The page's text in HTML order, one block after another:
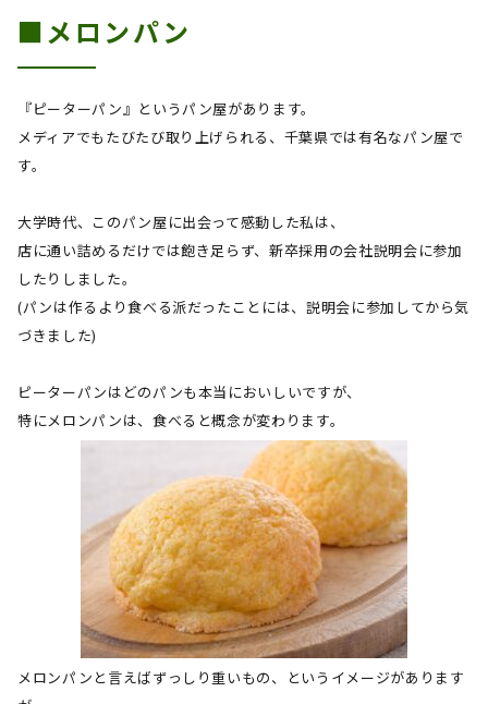
■メロンパン
『ピーターパン』というパン屋があります。
メディアでもたびたび取り上げられる、千葉県では有名なパン屋で
す。
大学時代、このパン屋に出会って感動した私は、
店に通い詰めるだけでは飽き足らず、新卒採用の会社説明会に参加
したりしました。
(パンは作るより食べる派だったことには、説明会に参加してから気
づきました)
ピーターパンはどのパンも本当においしいですが、
特にメロンパンは、食べると概念が変わります。
メロンパンと言えばずっしり重いもの、というイメージがあります